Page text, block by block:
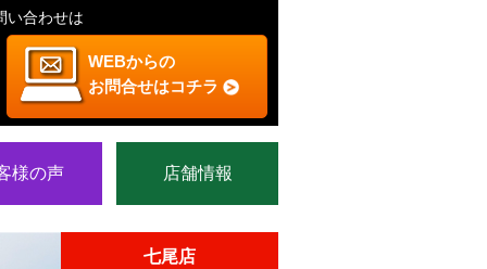
い合わせは
WEBからの
お問合せはコチラ
様の声 店舗情報
七尾店